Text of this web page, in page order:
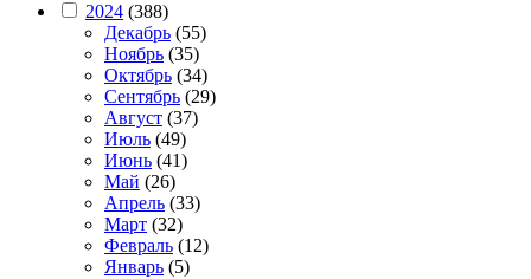
2024 (388)
Декабрь (55)
Ноябрь (35)
Октябрь (34)
Сентябрь (29)
Август (37)
Июль (49)
Июнь (41)
Май (26)
Апрель (33)
Март (32)
Февраль (12)
Январь (5)